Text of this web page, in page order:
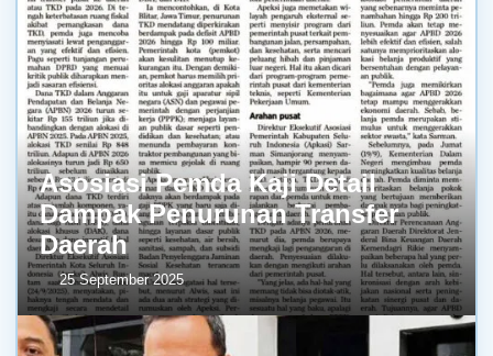
Asosiasi Pemda Kaji Detail
Dampak Penurunan Transfer
Daerah
25 September 2025